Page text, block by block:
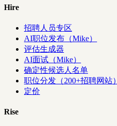
Hire
招聘人员专区
AI职位发布（Mike）
评估生成器
AI面试（Mike）
确定性候选人名单
职位分发（200+招聘网站）
定价
Rise